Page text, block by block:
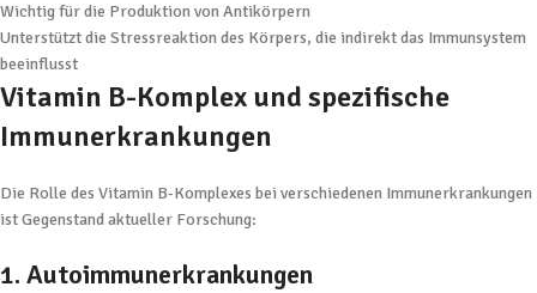
Wichtig für die Produktion von Antikörpern
Unterstützt die Stressreaktion des Körpers, die indirekt das Immunsystem
beeinflusst
Vitamin B-Komplex und spezifische
Immunerkrankungen
Die Rolle des Vitamin B-Komplexes bei verschiedenen Immunerkrankungen
ist Gegenstand aktueller Forschung:
1. Autoimmunerkrankungen